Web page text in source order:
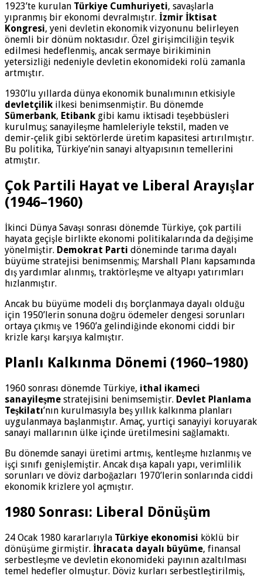
1923’te kurulan Türkiye Cumhuriyeti, savaşlarla
yıpranmış bir ekonomi devralmıştır. İzmir İktisat
Kongresi, yeni devletin ekonomik vizyonunu belirleyen
önemli bir dönüm noktasıdır. Özel girişimciliğin teşvik
edilmesi hedeflenmiş, ancak sermaye birikiminin
yetersizliği nedeniyle devletin ekonomideki rolü zamanla
artmıştır.
1930’lu yıllarda dünya ekonomik bunalımının etkisiyle
devletçilik ilkesi benimsenmiştir. Bu dönemde
Sümerbank, Etibank gibi kamu iktisadi teşebbüsleri
kurulmuş; sanayileşme hamleleriyle tekstil, maden ve
demir-çelik gibi sektörlerde üretim kapasitesi artırılmıştır.
Bu politika, Türkiye’nin sanayi altyapısının temellerini
atmıştır.
Çok Partili Hayat ve Liberal Arayışlar
(1946–1960)
İkinci Dünya Savaşı sonrası dönemde Türkiye, çok partili
hayata geçişle birlikte ekonomi politikalarında da değişime
yönelmiştir. Demokrat Parti döneminde tarıma dayalı
büyüme stratejisi benimsenmiş; Marshall Planı kapsamında
dış yardımlar alınmış, traktörleşme ve altyapı yatırımları
hızlanmıştır.
Ancak bu büyüme modeli dış borçlanmaya dayalı olduğu
için 1950’lerin sonuna doğru ödemeler dengesi sorunları
ortaya çıkmış ve 1960’a gelindiğinde ekonomi ciddi bir
krizle karşı karşıya kalmıştır.
Planlı Kalkınma Dönemi (1960–1980)
1960 sonrası dönemde Türkiye, ithal ikameci
sanayileşme stratejisini benimsemiştir. Devlet Planlama
Teşkilatı’nın kurulmasıyla beş yıllık kalkınma planları
uygulanmaya başlanmıştır. Amaç, yurtiçi sanayiyi koruyarak
sanayi mallarının ülke içinde üretilmesini sağlamaktı.
Bu dönemde sanayi üretimi artmış, kentleşme hızlanmış ve
işçi sınıfı genişlemiştir. Ancak dışa kapalı yapı, verimlilik
sorunları ve döviz darboğazları 1970’lerin sonlarında ciddi
ekonomik krizlere yol açmıştır.
1980 Sonrası: Liberal Dönüşüm
24 Ocak 1980 kararlarıyla Türkiye ekonomisi köklü bir
dönüşüme girmiştir. İhracata dayalı büyüme, finansal
serbestleşme ve devletin ekonomideki payının azaltılması
temel hedefler olmuştur. Döviz kurları serbestleştirilmiş,